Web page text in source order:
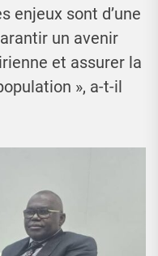
enjeux sont d’une
un avenir
et assurer la
», a-t-il